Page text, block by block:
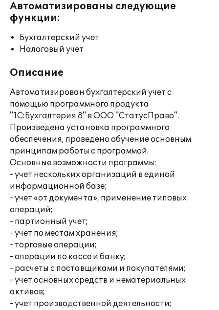
Автоматизированы следующие
функции:
Бухгалтерский учет
Налоговый учет
Описание
Автоматизирован бухгалтерский учет с
помощью программного продукта
"1С:Бухгалтерия 8" в ООО "СтатусПраво".
Произведена установка программного
обеспечения, проведено обучение основным
принципам работы с программой.
Основные возможности программы:
- учет нескольких организаций в единой
информационной базе;
- учет «от документа», применение типовых
операций;
- партионный учет;
- учет по местам хранения;
- торговые операции;
- операции по кассе и банку;
- расчеты с поставщиками и покупателями;
- учет основных средств и нематериальных
активов;
- учет производственной деятельности;